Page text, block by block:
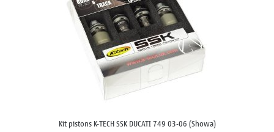
Kit pistons K-TECH SSK DUCATI 749 03-06 (Showa)